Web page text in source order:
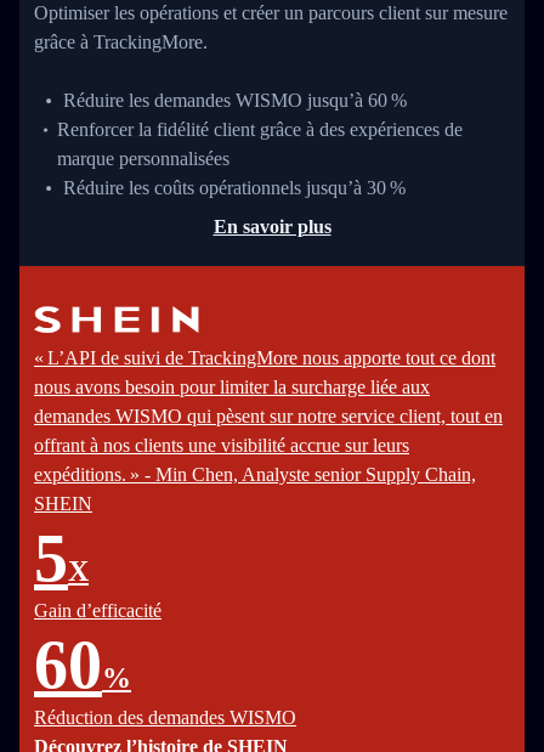
Optimiser les opérations et créer un parcours client sur mesure
grâce à TrackingMore.
Réduire les demandes WISMO jusqu’à 60 %
Renforcer la fidélité client grâce à des expériences de
marque personnalisées
Réduire les coûts opérationnels jusqu’à 30 %
En savoir plus
« L’API de suivi de TrackingMore nous apporte tout ce dont
nous avons besoin pour limiter la surcharge liée aux
demandes WISMO qui pèsent sur notre service client, tout en
offrant à nos clients une visibilité accrue sur leurs
expéditions. » - Min Chen, Analyste senior Supply Chain,
SHEIN
5X
Gain d’efficacité
60%
Réduction des demandes WISMO
Découvrez l’histoire de SHEIN